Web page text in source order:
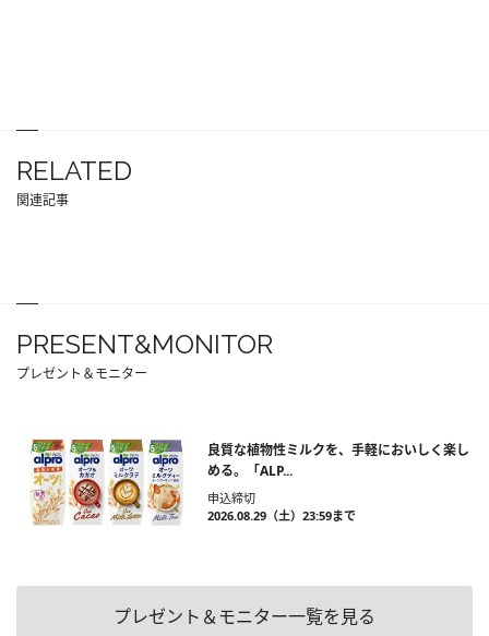
RELATED
関連記事
PRESENT&MONITOR
プレゼント＆モニター
良質な植物性ミルクを、手軽においしく楽し
める。「ALP...
申込締切
2026.08.29（土）23:59まで
プレゼント＆モニター一覧を見る